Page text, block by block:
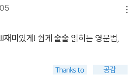
미있게! 쉽게 술술 읽히는 영문법,